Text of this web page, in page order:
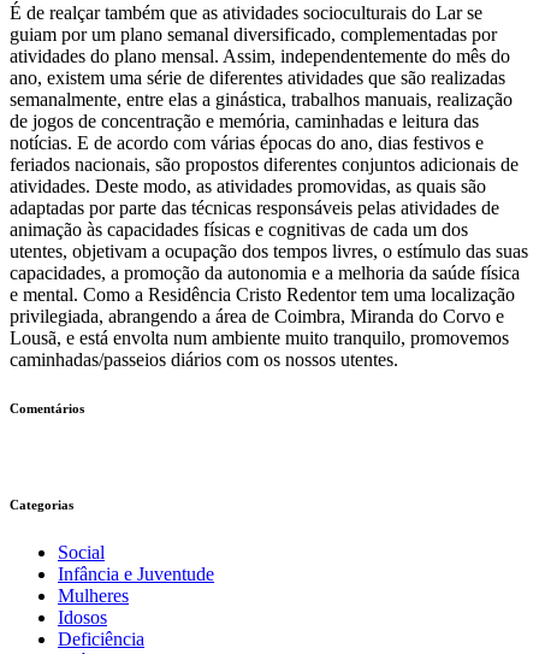
É de realçar também que as atividades socioculturais do Lar se
guiam por um plano semanal diversificado, complementadas por
atividades do plano mensal. Assim, independentemente do mês do
ano, existem uma série de diferentes atividades que são realizadas
semanalmente, entre elas a ginástica, trabalhos manuais, realização
de jogos de concentração e memória, caminhadas e leitura das
notícias. E de acordo com várias épocas do ano, dias festivos e
feriados nacionais, são propostos diferentes conjuntos adicionais de
atividades. Deste modo, as atividades promovidas, as quais são
adaptadas por parte das técnicas responsáveis pelas atividades de
animação às capacidades físicas e cognitivas de cada um dos
utentes, objetivam a ocupação dos tempos livres, o estímulo das suas
capacidades, a promoção da autonomia e a melhoria da saúde física
e mental. Como a Residência Cristo Redentor tem uma localização
privilegiada, abrangendo a área de Coimbra, Miranda do Corvo e
Lousã, e está envolta num ambiente muito tranquilo, promovemos
caminhadas/passeios diários com os nossos utentes.
Comentários
Categorias
Social
Infância e Juventude
Mulheres
Idosos
Deficiência